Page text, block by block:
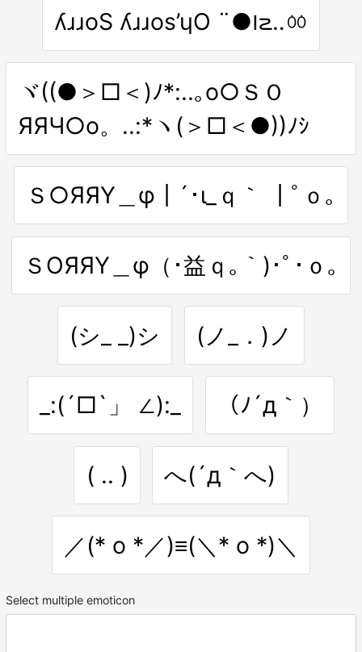
ʎɹɹoS ʎɹɹos’ɥO ¨●౹౽‥ㆀ
ヾ((●＞□＜)ﾉ*:..｡o○ＳＯ
ЯЯЧ○o。..:*ヽ(＞□＜●))ﾉｼ
Ｓ○ЯЯΥ＿φ┃´･ι_ｑ｀ ┃ﾟｏ｡
ＳΟЯЯΥ＿φ（･益ｑ｡｀)･ﾟ･ｏ｡
(シ_ _)シ (ノ_．)ノ
_:(´□`」 ∠):_ （ﾉ´д｀）
( .. ) へ(´д｀へ)
／(* o *／)≡(＼* o *)＼
Select multiple emoticon